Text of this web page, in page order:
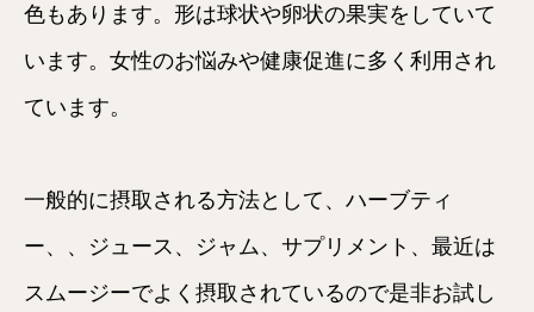
色もあります。形は球状や卵状の果実をしていて
います。女性のお悩みや健康促進に多く利用され
ています。
一般的に摂取される方法として、ハーブティ
ー、、ジュース、ジャム、サプリメント、最近は
スムージーでよく摂取されているので是非お試し